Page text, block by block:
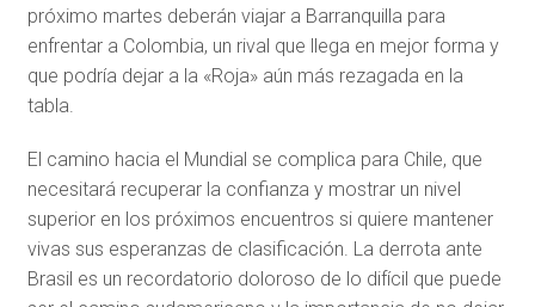
próximo martes deberán viajar a Barranquilla para
enfrentar a Colombia, un rival que llega en mejor forma y
que podría dejar a la «Roja» aún más rezagada en la
tabla.
El camino hacia el Mundial se complica para Chile, que
necesitará recuperar la confianza y mostrar un nivel
superior en los próximos encuentros si quiere mantener
vivas sus esperanzas de clasificación. La derrota ante
Brasil es un recordatorio doloroso de lo difícil que puede